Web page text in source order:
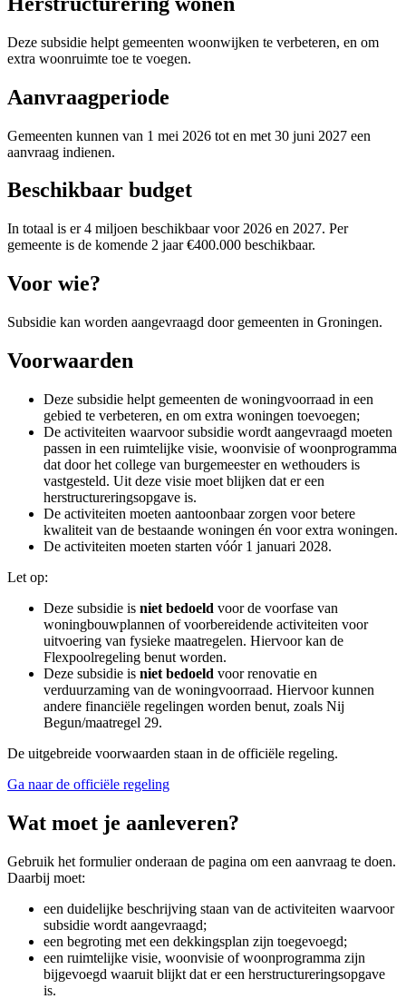
Deze subsidie helpt gemeenten woonwijken te verbeteren, en om
extra woonruimte toe te voegen.
Aanvraagperiode
Gemeenten kunnen van 1 mei 2026 tot en met 30 juni 2027 een
aanvraag indienen.
Beschikbaar budget
In totaal is er 4 miljoen beschikbaar voor 2026 en 2027. Per
gemeente is de komende 2 jaar €400.000 beschikbaar.
Voor wie?
Subsidie kan worden aangevraagd door gemeenten in Groningen.
Voorwaarden
Deze subsidie helpt gemeenten de woningvoorraad in een
gebied te verbeteren, en om extra woningen toevoegen;
De activiteiten waarvoor subsidie wordt aangevraagd moeten
passen in een ruimtelijke visie, woonvisie of woonprogramma
dat door het college van burgemeester en wethouders is
vastgesteld. Uit deze visie moet blijken dat er een
herstructureringsopgave is.
De activiteiten moeten aantoonbaar zorgen voor betere
kwaliteit van de bestaande woningen én voor extra woningen.
De activiteiten moeten starten vóór 1 januari 2028.
Let op:
Deze subsidie is niet bedoeld voor de voorfase van
woningbouwplannen of voorbereidende activiteiten voor
uitvoering van fysieke maatregelen. Hiervoor kan de
Flexpoolregeling benut worden.
Deze subsidie is niet bedoeld voor renovatie en
verduurzaming van de woningvoorraad. Hiervoor kunnen
andere financiële regelingen worden benut, zoals Nij
Begun/maatregel 29.
De uitgebreide voorwaarden staan in de officiële regeling.
Ga naar de officiële regeling
Wat moet je aanleveren?
Gebruik het formulier onderaan de pagina om een aanvraag te doen.
Daarbij moet:
een duidelijke beschrijving staan van de activiteiten waarvoor
subsidie wordt aangevraagd;
een begroting met een dekkingsplan zijn toegevoegd;
een ruimtelijke visie, woonvisie of woonprogramma zijn
bijgevoegd waaruit blijkt dat er een herstructureringsopgave
is.